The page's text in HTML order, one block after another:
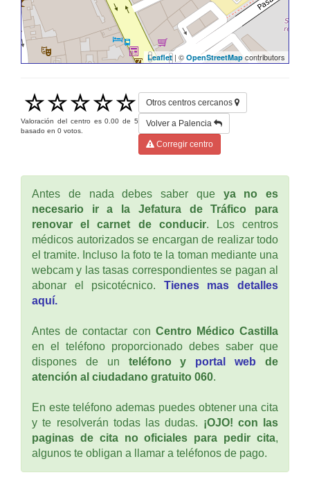
Leaflet| © OpenStreetMap contributors
Valoración del centro es0.00 de5
basado en 0 votos.
Otros centros cercanos
Volver a Palencia
Corregir centro
Antes de nada debes saber que ya no es
necesario ir a la Jefatura de Tráfico para
renovar el carnet de conducir. Los centros
médicos autorizados se encargan de realizar todo
el tramite. Incluso la foto te la toman mediante una
webcam y las tasas correspondientes se pagan al
abonar el psicotécnico. Tienes mas detalles
aquí.
Antes de contactar con Centro Médico Castilla
en el teléfono proporcionado debes saber que
dispones de un teléfono y portal web de
atención al ciudadano gratuito 060.
En este teléfono ademas puedes obtener una cita
y te resolverán todas las dudas. ¡OJO! con las
paginas de cita no oficiales para pedir cita,
algunos te obligan a llamar a teléfonos de pago.